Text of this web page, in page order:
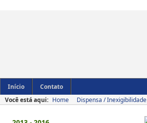
Início
Contato
Você está aqui: Home Dispensa / Inexigibilidade